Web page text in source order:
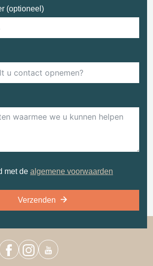
(optioneel)
met de algemene voorwaarden
Verzenden